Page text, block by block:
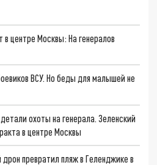
центре Москвы: На генералов
ВСУ. Но беды для малышей не
охоты на генерала. Зеленский
в центре Москвы
превратил пляж в Геленджике в